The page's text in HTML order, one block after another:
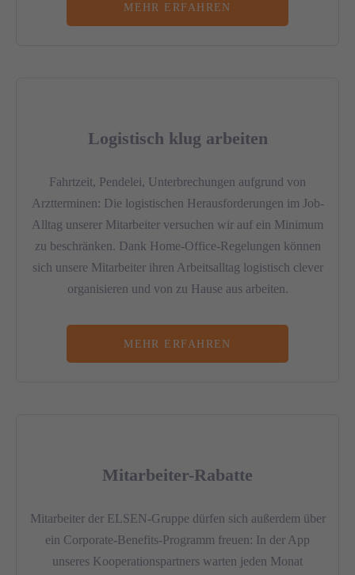
MEHR ERFAHREN
Logistisch klug arbeiten
Fahrtzeit, Pendelei, Unterbrechungen aufgrund von
Arztterminen: Die logistischen Herausforderungen im Job-
Alltag unserer Mitarbeiter versuchen wir auf ein Minimum
zu beschränken. Dank Home-Office-Regelungen können
sich unsere Mitarbeiter ihren Arbeitsalltag logistisch clever
organisieren und von zu Hause aus arbeiten.
MEHR ERFAHREN
Mitarbeiter-Rabatte
Mitarbeiter der ELSEN-Gruppe dürfen sich außerdem über
ein Corporate-Benefits-Programm freuen: In der App
unseres Kooperationspartners warten jeden Monat